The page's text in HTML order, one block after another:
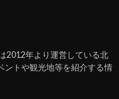
2012年より運営している北
ントや観光地等を紹介する情